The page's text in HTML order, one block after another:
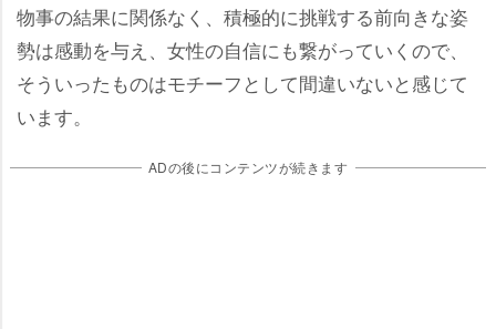
物事の結果に関係なく、積極的に挑戦する前向きな姿
勢は感動を与え、女性の自信にも繋がっていくので、
そういったものはモチーフとして間違いないと感じて
います。
ADの後にコンテンツが続きます